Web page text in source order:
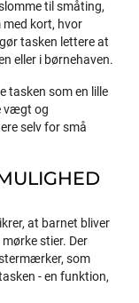
til småting,
kort, hvor
tasken lettere at
eller i børnehaven.
tasken som en lille
vægt og
selv for små
at barnet bliver
stier. Der
som
- en funktion,